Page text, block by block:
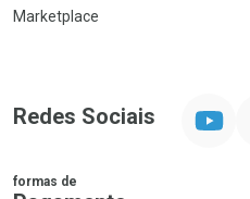
Marketplace
Redes Sociais
formas de